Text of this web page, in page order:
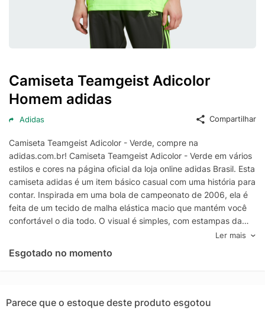
Camiseta Teamgeist Adicolor
Homem adidas
Adidas Compartilhar
Camiseta Teamgeist Adicolor - Verde, compre na
adidas.com.br! Camiseta Teamgeist Adicolor - Verde em vários
estilos e cores na página oficial da loja online adidas Brasil. Esta
camiseta adidas é um item básico casual com uma história para
contar. Inspirada em uma bola de campeonato de 2006, ela é
feita de um tecido de malha elástica macio que mantém você
confortável o dia todo. O visual é simples, com estampas da
Ler mais
Esgotado no momento
Parece que o estoque deste produto esgotou